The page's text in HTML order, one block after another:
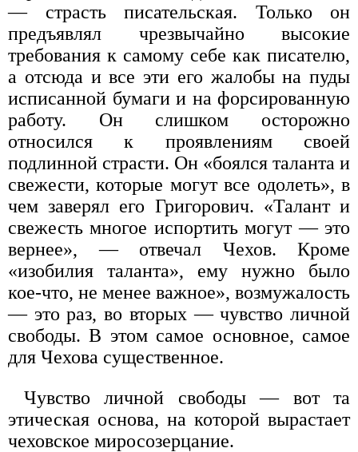
— страсть писательская. Только он
предъявлял чрезвычайно высокие
требования к самому себе как писателю,
а отсюда и все эти его жалобы на пуды
исписанной бумаги и на форсированную
работу. Он слишком осторожно
относился к проявлениям своей
подлинной страсти. Он «боялся таланта и
свежести, которые могут все одолеть», в
чем заверял его Григорович. «Талант и
свежесть многое испортить могут — это
вернее», — отвечал Чехов. Кроме
«изобилия таланта», ему нужно было
кое-что, не менее важное», возмужалость
— это раз, во вторых — чувство личной
свободы. В этом самое основное, самое
для Чехова существенное.
Чувство личной свободы — вот та
этическая основа, на которой вырастает
чеховское миросозерцание.